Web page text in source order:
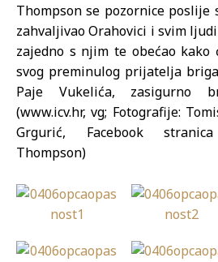
Thompson se pozornice poslije
zahvaljivao Orahovici i svim
zajedno s njim te obećao kako
svog preminulog prijatelja
Paje Vukelića, zasigurno
(www.icv.hr, vg; Fotografije:
Grgurić, Facebook
Thompson)